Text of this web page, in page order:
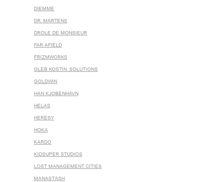
DIEMME
DR. MARTENS
DROLE DE MONSIEUR
FAR AFIELD
FRIZMWORKS
GLEB KOSTIN .SOLUTIONS
GOLDWIN
HAN KJOBENHAVN
HELAS
HERESY
HOKA
KARDO
KIDSUPER STUDIOS
LOST MANAGEMENT CITIES
MANASTASH